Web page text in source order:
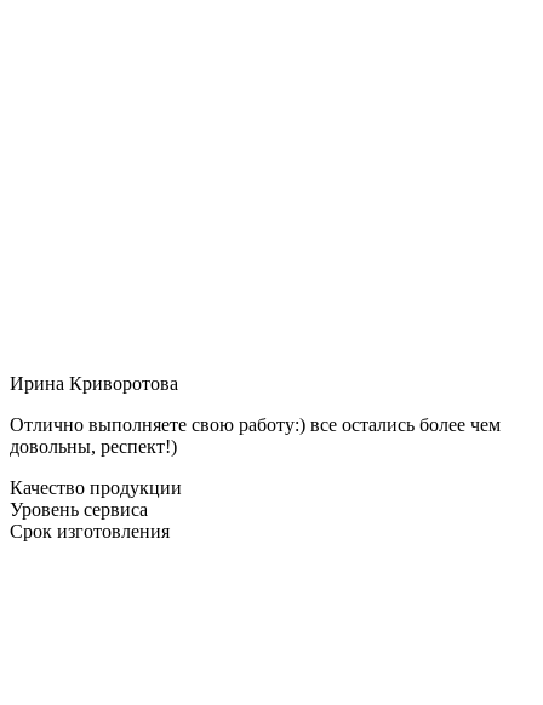
Ирина Криворотова
Отлично выполняете свою работу:) все остались более чем
довольны, респект!)
Качество продукции
Уровень сервиса
Срок изготовления